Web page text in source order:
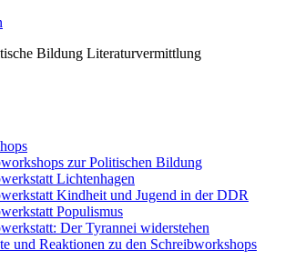
Bildung Literaturvermittlung
zur Politischen Bildung
Lichtenhagen
Kindheit und Jugend in der DDR
Populismus
Der Tyrannei widerstehen
und Reaktionen zu den Schreibworkshops